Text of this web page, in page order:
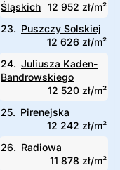
Śląskich 12 952 zł/m²
23. Puszczy Solskiej
12 626 zł/m²
24. Juliusza Kaden-
Bandrowskiego
12 520 zł/m²
25. Pirenejska
12 242 zł/m²
26. Radiowa
11 878 zł/m²